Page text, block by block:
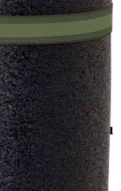
x 60cm x